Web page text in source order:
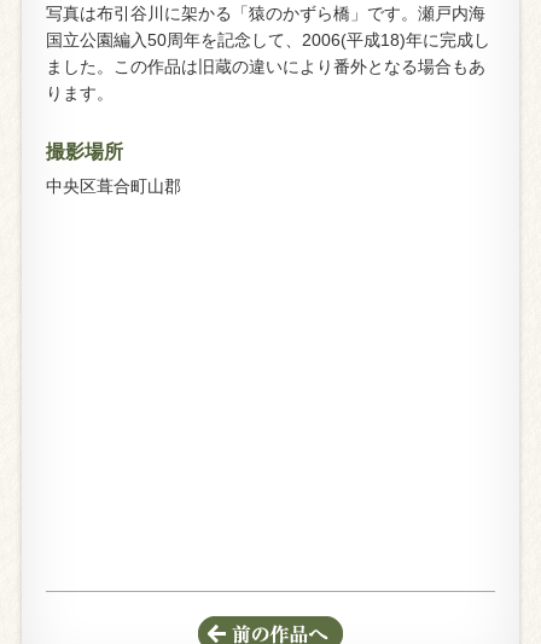
写真は布引谷川に架かる「猿のかずら橋」です。瀬戸内海
国立公園編入50周年を記念して、2006(平成18)年に完成し
ました。この作品は旧蔵の違いにより番外となる場合もあ
ります。
撮影場所
中央区葺合町山郡